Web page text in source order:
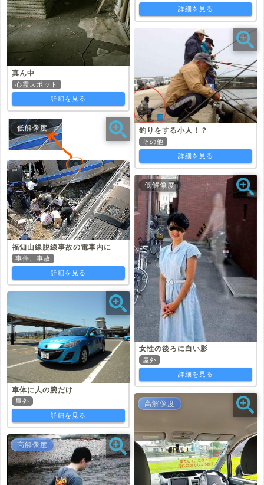
真ん中
心霊スポット
詳細を見る
低解像度
福知山線脱線事故の電車内に
事件、事故
詳細を見る
車体に人の腕だけ
屋外
詳細を見る
高解像度
詳細を見る
釣りをする小人！？
その他
詳細を見る
低解像度
女性の後ろに白い影
屋外
詳細を見る
高解像度